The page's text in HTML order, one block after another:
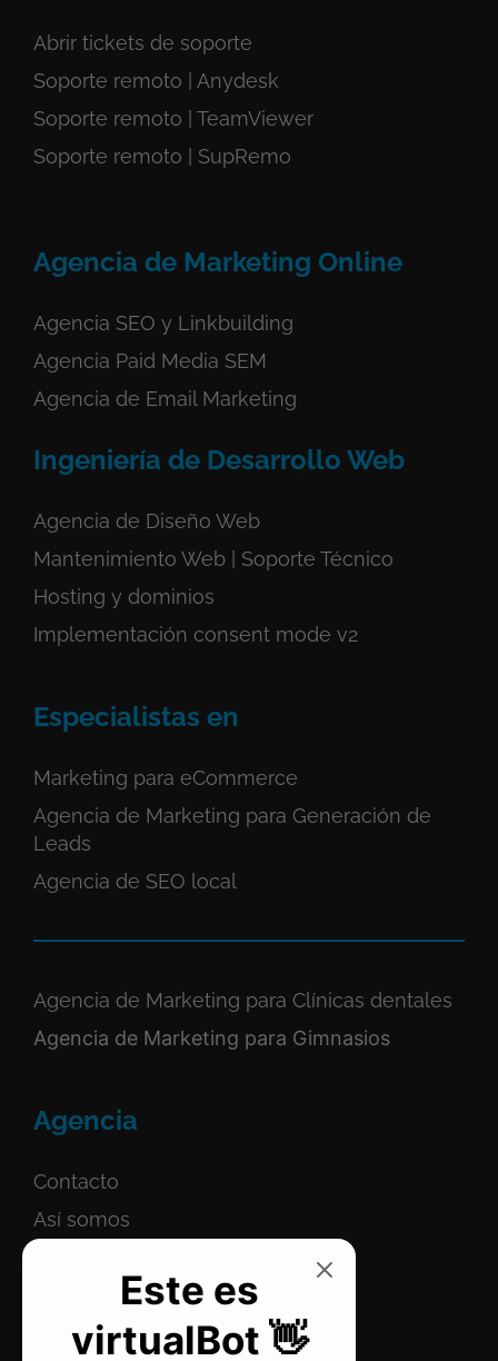
Abrir tickets de soporte
Soporte remoto | Anydesk
Soporte remoto | TeamViewer
Soporte remoto | SupRemo
Agencia de Marketing Online
Agencia SEO y Linkbuilding
Agencia Paid Media SEM
Agencia de Email Marketing
Ingeniería de Desarrollo Web
Agencia de Diseño Web
Mantenimiento Web | Soporte Técnico
Hosting y dominios
Implementación consent mode v2
Especialistas en
Marketing para eCommerce
Agencia de Marketing para Generación de
Leads
Agencia de SEO local
Agencia de Marketing para Clínicas dentales
Agencia de Marketing para Gimnasios
Agencia
Contacto
Así somos
Este es
virtualBot 👋